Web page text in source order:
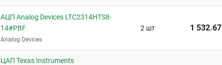
АЦП Analog Devices LTC2314HTS8-
14#PBF
Analog Devices
2 шт 1 532.67
ЦАП Texas Instruments